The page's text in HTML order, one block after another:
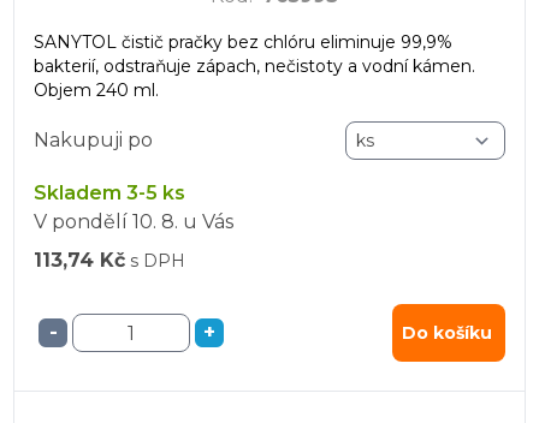
SANYTOL čistič pračky bez chlóru eliminuje 99,9%
bakterií, odstraňuje zápach, nečistoty a vodní kámen.
Objem 240 ml.
Nakupuji po
Skladem 3-5 ks
V pondělí 10. 8. u Vás
113,74 Kč s DPH
- + Do košíku